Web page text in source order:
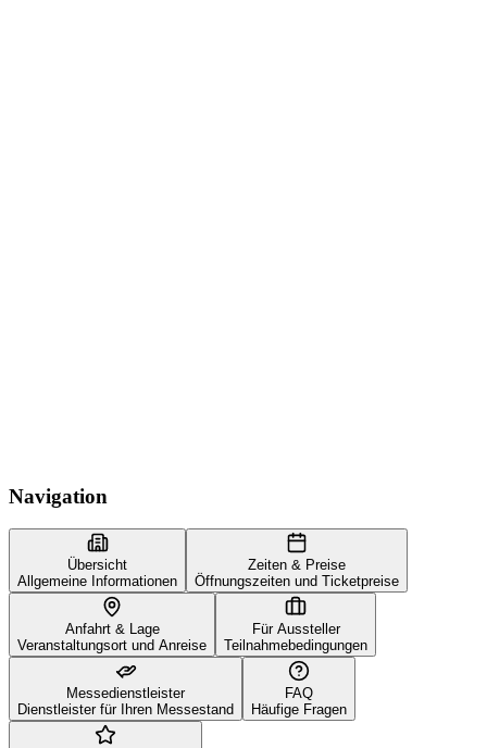
Navigation
Übersicht
Allgemeine Informationen
Zeiten & Preise
Öffnungszeiten und Ticketpreise
Anfahrt & Lage
Veranstaltungsort und Anreise
Für Aussteller
Teilnahmebedingungen
Messedienstleister
Dienstleister für Ihren Messestand
FAQ
Häufige Fragen